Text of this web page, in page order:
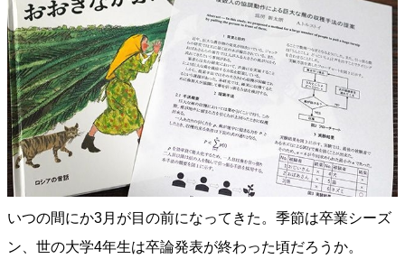
いつの間にか3月が目の前になってきた。季節は卒業シーズ
ン、世の大学4年生は卒論発表が終わった頃だろうか。